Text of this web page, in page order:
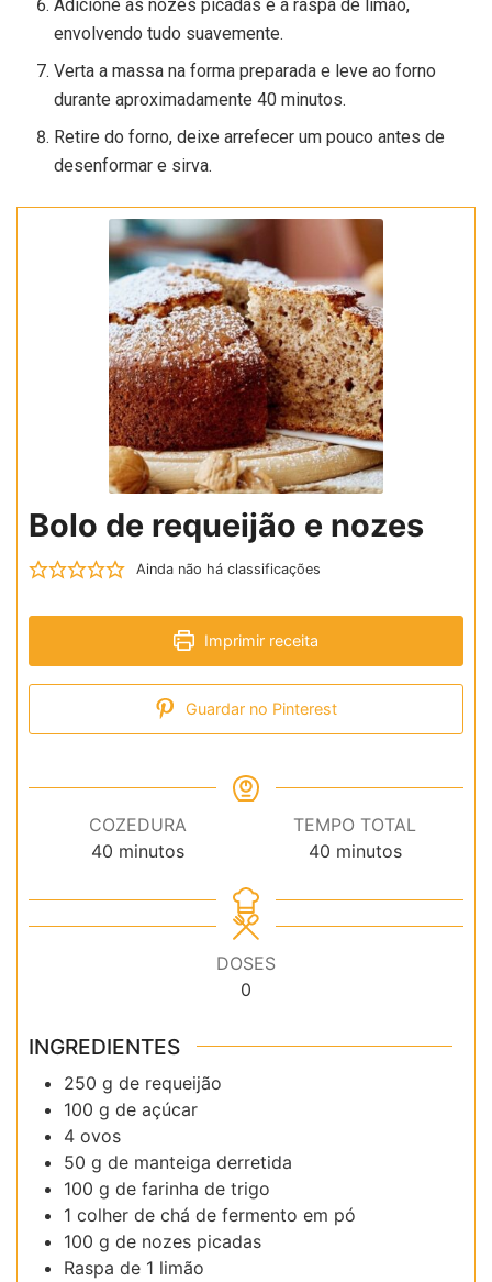
Adicione as nozes picadas e a raspa de limão,
envolvendo tudo suavemente.
Verta a massa na forma preparada e leve ao forno
durante aproximadamente 40 minutos.
Retire do forno, deixe arrefecer um pouco antes de
desenformar e sirva.
Bolo de requeijão e nozes
Ainda não há classificações
Imprimir receita
Guardar no Pinterest
COZEDURA
40minutos
minutos
TEMPO TOTAL
40minutos
minutos
DOSES
0
INGREDIENTES
250 g de requeijão
100 g de açúcar
4 ovos
50 g de manteiga derretida
100 g de farinha de trigo
1 colher de chá de fermento em pó
100 g de nozes picadas
Raspa de 1 limão